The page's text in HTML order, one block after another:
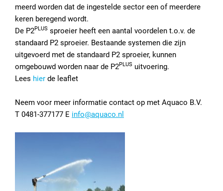
meerd worden dat de ingestelde sector een of meerdere
keren beregend wordt.
De P2PLUS sproeier heeft een aantal voordelen t.o.v. de
standaard P2 sproeier. Bestaande systemen die zijn
uitgevoerd met de standaard P2 sproeier, kunnen
omgebouwd worden naar de P2PLUS uitvoering.
Lees hier de leaflet
Neem voor meer informatie contact op met Aquaco B.V.
T 0481-377177 E info@aquaco.nl